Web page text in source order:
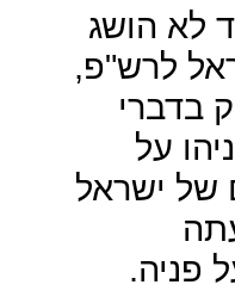
לא הושג
לרש"פ,
בדברי
על
של ישראל
פניה.